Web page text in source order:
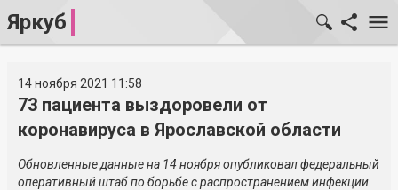
Яркуб
14 ноября 2021 11:58
73 пациента выздоровели от
коронавируса в Ярославской области
Обновленные данные на 14 ноября опубликовал федеральный
оперативный штаб по борьбе с распространением инфекции.